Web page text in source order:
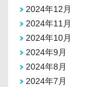
2024年12月
2024年11月
2024年10月
2024年9月
2024年8月
2024年7月